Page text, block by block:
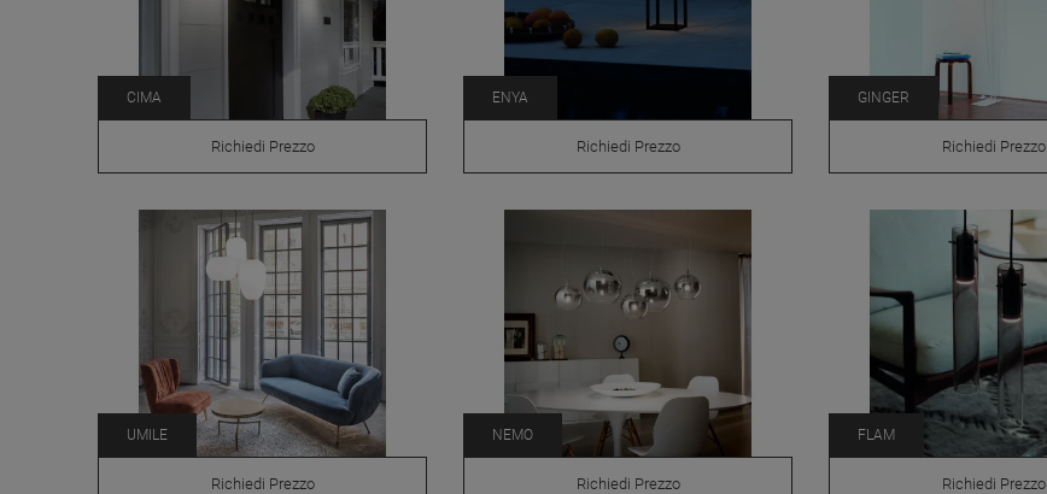
CIMA
Richiedi Prezzo
ENYA
Richiedi Prezzo
GINGER
Richiedi Prezzo
UMILE
Richiedi Prezzo
NEMO
Richiedi Prezzo
FLAM
Richiedi Prezzo